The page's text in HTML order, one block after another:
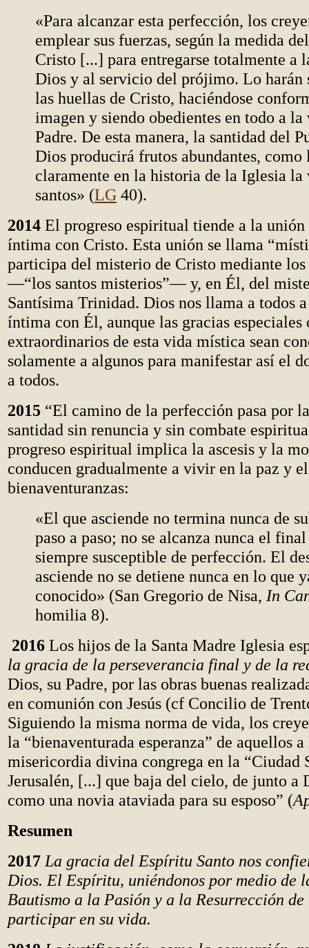
«Para alcanzar esta perfección, los
emplear sus fuerzas, según la medida
Cristo [...] para entregarse totalmente a
Dios y al servicio del prójimo. Lo harán
las huellas de Cristo, haciéndose
imagen y siendo obedientes en todo a
Padre. De esta manera, la santidad del
Dios producirá frutos abundantes, como
claramente en la historia de la Iglesia la
santos» (LG 40).
2014 El progreso espiritual tiende a la unión
íntima con Cristo. Esta unión se llama
participa del misterio de Cristo mediante los
—“los santos misterios”— y, en Él, del
Santísima Trinidad. Dios nos llama a todos
íntima con Él, aunque las gracias especiales
extraordinarios de esta vida mística sean
solamente a algunos para manifestar así el
a todos.
2015 “El camino de la perfección pasa por
santidad sin renuncia y sin combate
progreso espiritual implica la ascesis y la
conducen gradualmente a vivir en la paz y
bienaventuranzas:
«El que asciende no termina nunca de
paso a paso; no se alcanza nunca el
siempre susceptible de perfección. El
asciende no se detiene nunca en lo que
conocido» (San Gregorio de Nisa, In
homilia 8).
2016 Los hijos de la Santa Madre Iglesia
la gracia de la perseverancia final y de la
Dios, su Padre, por las obras buenas
en comunión con Jesús (cf Concilio de
Siguiendo la misma norma de vida, los
la “bienaventurada esperanza” de aquellos
misericordia divina congrega en la “Ciudad
Jerusalén, [...] que baja del cielo, de junto a
como una novia ataviada para su esposo” (
Resumen
2017 La gracia del Espíritu Santo nos
Dios. El Espíritu, uniéndonos por medio de
Bautismo a la Pasión y a la Resurrección
participar en su vida.